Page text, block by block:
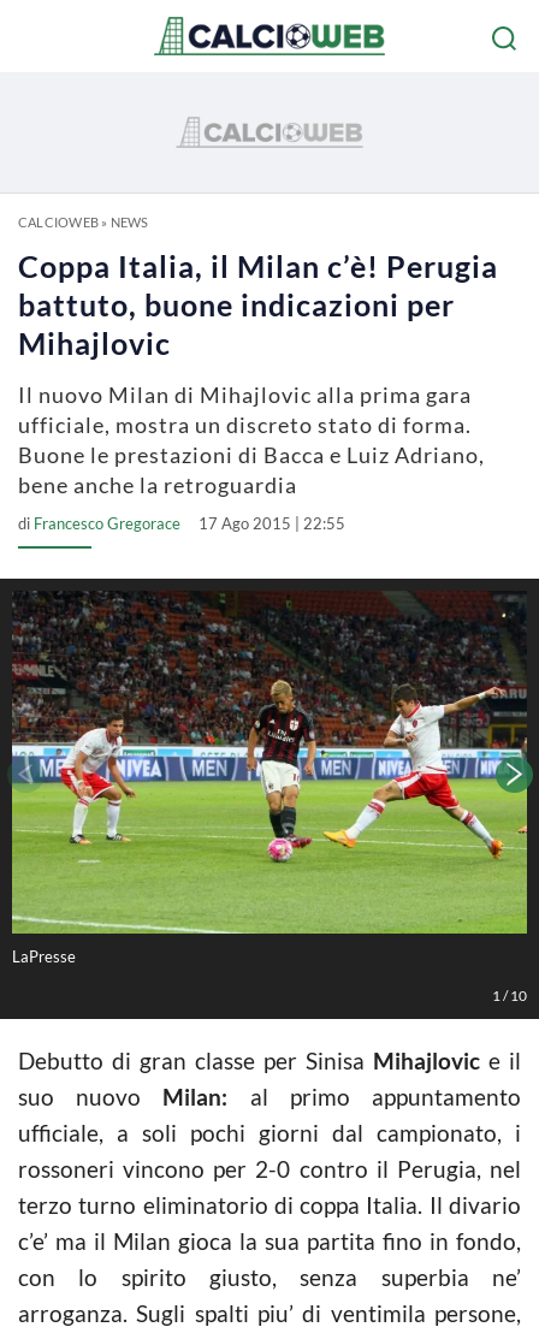
CALCIOWEB» NEWS
Coppa Italia, il Milan c’è! Perugia
battuto, buone indicazioni per
Mihajlovic
Il nuovo Milan di Mihajlovic alla prima gara
ufficiale, mostra un discreto stato di forma.
Buone le prestazioni di Bacca e Luiz Adriano,
bene anche la retroguardia
di Francesco Gregorace 17 Ago 2015 | 22:55
LaPresse
1 /10
Debutto di gran classe per Sinisa Mihajlovic e il
suo nuovo Milan: al primo appuntamento
ufficiale, a soli pochi giorni dal campionato, i
rossoneri vincono per 2-0 contro il Perugia, nel
terzo turno eliminatorio di coppa Italia. Il divario
c’e’ ma il Milan gioca la sua partita fino in fondo,
con lo spirito giusto, senza superbia ne’
arroganza. Sugli spalti piu’ di ventimila persone,